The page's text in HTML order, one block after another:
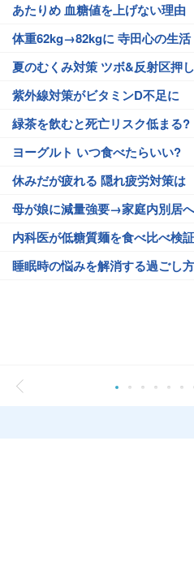
あたりめ 血糖値を上げない理由
体重62kg→82kgに 寺田心の生活
夏のむくみ対策 ツボ&反射区押し
紫外線対策がビタミンD不足に
緑茶を飲むと死亡リスク低まる?
ヨーグルト いつ食べたらいい?
休みだが疲れる 隠れ疲労対策は
母が娘に減量強要→家庭内別居へ
内科医が低糖質麺を食べ比べ検証
睡眠時の悩みを解消する過ごし方